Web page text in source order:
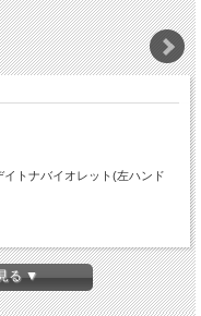
トナバイオレット(左ハンド
る ▼